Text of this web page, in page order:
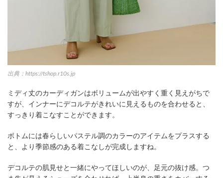
出典：https://tshop.r10s.jp
ミディ丈のカーディガンはボリュームが出やすく重く見えがちで
すが、インナーにデコルテがきれいに見えるものを合わせると、
すっきり着こなすことができます。
ボトムには春らしいパステル調のカラーのアイテムをプラスする
と、より季節感のある着こなしが完成しますね。
デコルテの肌見せと一緒にやってほしいのが、足元の抜け感。つ